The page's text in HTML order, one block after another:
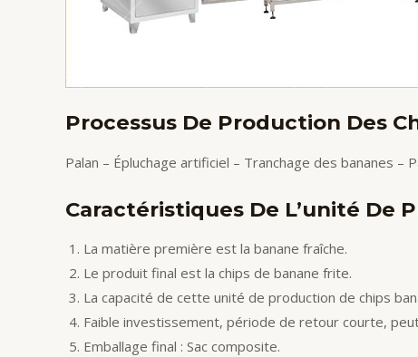
Processus De Production Des
Palan – Épluchage artificiel – Tranchage des bananes –
Caractéristiques De L’unité De
La matière première est la banane fraîche.
Le produit final est la chips de banane frite.
La capacité de cette unité de production de chips
Faible investissement, période de retour courte,
Emballage final : Sac composite.